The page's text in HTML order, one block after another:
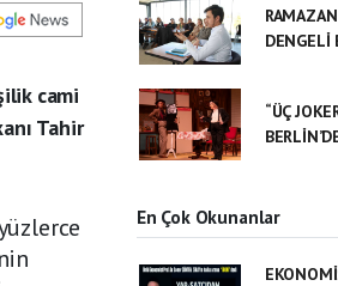
cami
Tahir
DENGELİ
“ÜÇ
En Çok Okunanlar